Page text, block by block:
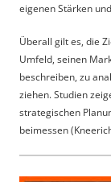
eigenen Stärken
Überall gilt es, die
Umfeld, seinen
beschreiben, zu
ziehen. Studien
strategischen
beimessen